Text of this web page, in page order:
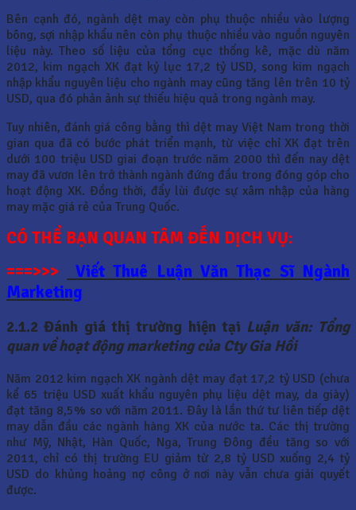
Bên cạnh đó, ngành dệt may còn phụ thuộc nhiều vào lượng
bông, sợi nhập khẩu nên còn phụ thuộc nhiều vào nguồn nguyên
liệu này. Theo số liệu của tổng cục thống kê, mặc dù năm
2012, kim ngạch XK đạt kỷ lục 17,2 tỷ USD, song kim ngạch
nhập khẩu nguyên liệu cho ngành may cũng tăng lên trên 10 tỷ
USD, qua đó phản ảnh sự thiếu hiệu quả trong ngành may.
Tuy nhiên, đánh giá công bằng thì dệt may Việt Nam trong thời
gian qua đã có bước phát triển mạnh, từ việc chỉ XK đạt trên
dưới 100 triệu USD giai đoạn trước năm 2000 thì đến nay dệt
may đã vươn lên trở thành ngành đứng đầu trong đóng góp cho
hoạt động XK. Đồng thời, đẩy lùi được sự xâm nhập của hàng
may mặc giá rẻ của Trung Quốc.
CÓ THỂ BẠN QUAN TÂM ĐẾN DỊCH VỤ:
===>>>
Viết Thuê Luận Văn Thạc Sĩ Ngành
Marketing
2.1.2 Đánh giá thị trường hiện tại Luận văn: Tổng
quan về hoạt động marketing của Cty Gia Hồi
Năm 2012 kim ngạch XK ngành dệt may đạt 17,2 tỷ USD (chưa
kể 65 triệu USD xuất khẩu nguyên phụ liệu dệt may, da giày)
đạt tăng 8,5% so với năm 2011. Đây là lần thứ tư liên tiếp dệt
may dẫn đầu các ngành hàng XK của nước ta. Các thị trường
như Mỹ, Nhật, Hàn Quốc, Nga, Trung Đông đều tăng so với
2011, chỉ có thị trường EU giảm từ 2,8 tỷ USD xuống 2,4 tỷ
USD do khủng hoảng nợ công ở nơi này vẫn chưa giải quyết
được.